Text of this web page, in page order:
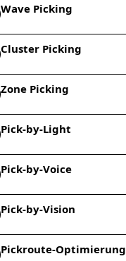
Wave Picking
Cluster Picking
Zone Picking
Pick-by-Light
Pick-by-Voice
Pick-by-Vision
Pickroute-Optimierung